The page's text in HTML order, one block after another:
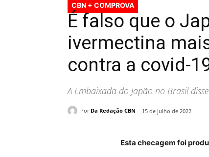
CBN + COMPROVA
É falso que o
ivermectina
contra a covid-
A Embaixada do Japão no Brasil
Por Da Redação CBN 15 de julho de 2022
Esta checagem foi